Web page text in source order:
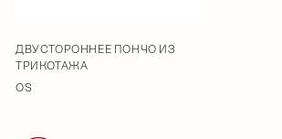
ДВУСТОРОННЕЕ ПОНЧО ИЗ
ТРИКОТАЖА
OS